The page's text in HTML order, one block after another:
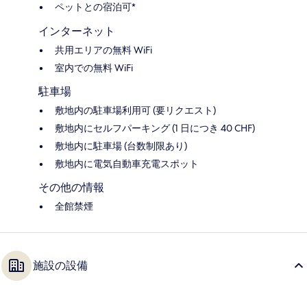
ペットとの宿泊可*
インターネット
共用エリアの無料 WiFi
室内での無料 WiFi
駐車場
敷地内の駐車場利用可 (要リクエスト)
敷地内にセルフパーキング (1 日につき 40 CHF)
敷地内に駐車場 (台数制限あり)
敷地内に電気自動車充電スポット
その他の情報
全館禁煙
施設の設備